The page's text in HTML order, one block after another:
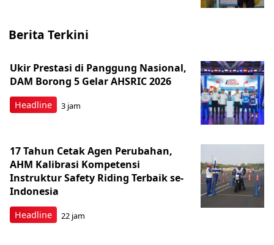
Berita Terkini
Headline
Ukir Prestasi di Panggung Nasional,
DAM Borong 5 Gelar AHSRIC 2026
3 jam
Headline
17 Tahun Cetak Agen Perubahan,
AHM Kalibrasi Kompetensi
Instruktur Safety Riding Terbaik se-
Indonesia
22 jam